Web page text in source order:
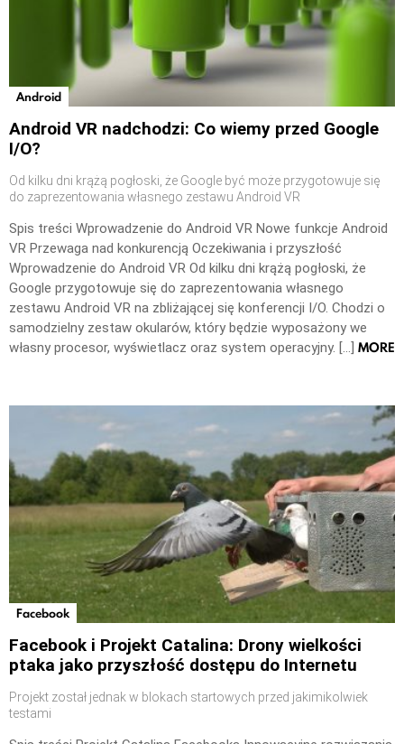
Android
Android VR nadchodzi: Co wiemy przed Google
I/O?
Od kilku dni krążą pogłoski, że Google być może przygotowuje się
do zaprezentowania własnego zestawu Android VR
Spis treści Wprowadzenie do Android VR Nowe funkcje Android
VR Przewaga nad konkurencją Oczekiwania i przyszłość
Wprowadzenie do Android VR Od kilku dni krążą pogłoski, że
Google przygotowuje się do zaprezentowania własnego
zestawu Android VR na zbliżającej się konferencji I/O. Chodzi o
samodzielny zestaw okularów, który będzie wyposażony we
własny procesor, wyświetlacz oraz system operacyjny. […] MORE
Facebook
Facebook i Projekt Catalina: Drony wielkości
ptaka jako przyszłość dostępu do Internetu
Projekt został jednak w blokach startowych przed jakimikolwiek
testami